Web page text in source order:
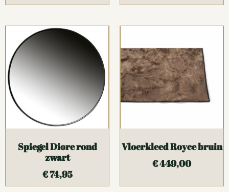
Spiegel Diore rond
zwart
€74,95
Vloerkleed Royce bruin
€449,00